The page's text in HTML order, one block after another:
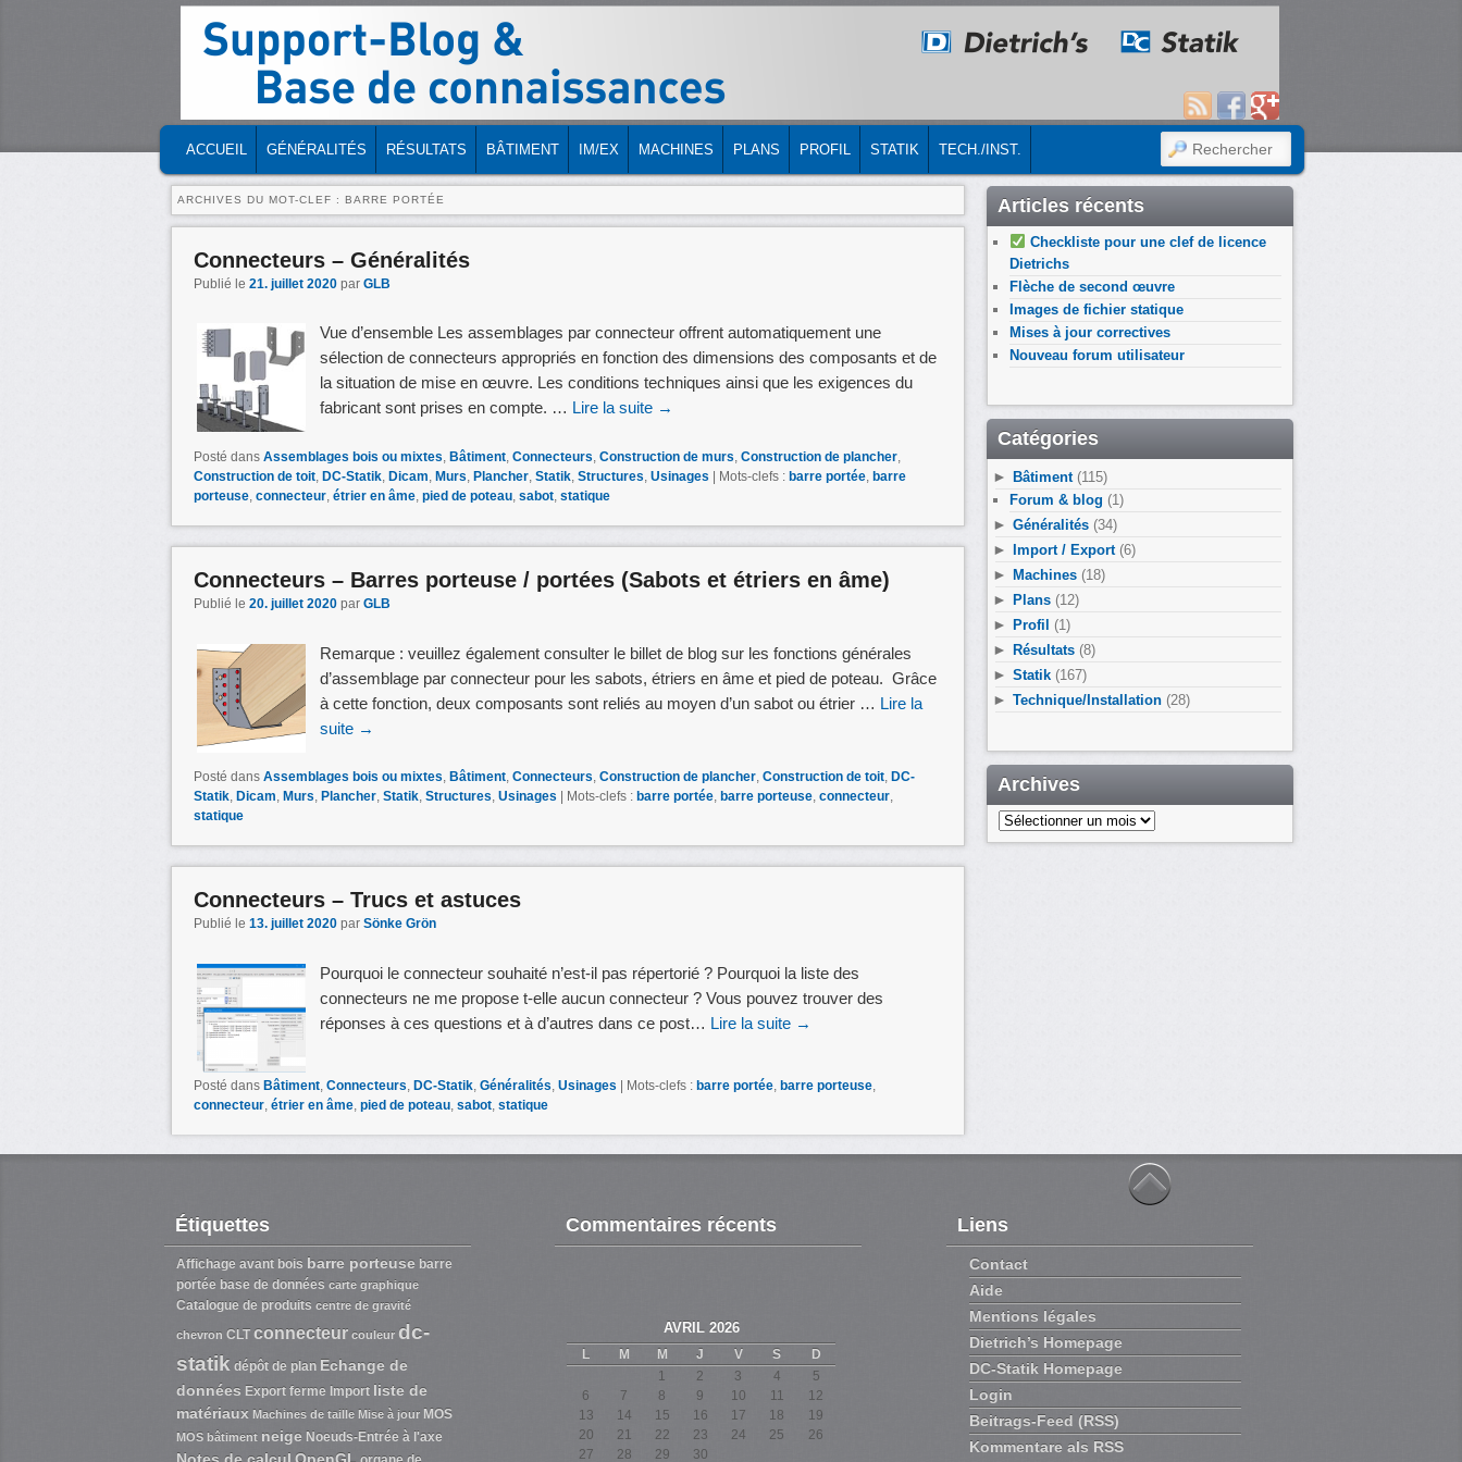
MENU PRINCIPAL
MASQUER LA NAVIGATION PRINCIPALE
MASQUER LA NAVIGATION SECONDAIRE
ACCUEIL GÉNÉRALITÉS RÉSULTATS BÂTIMENT IM/EX MACHINES PLANS PROFIL STATIK TECH./INST. RECHERCHER
ARCHIVES DU MOT-CLEF : BARRE PORTÉE
Connecteurs – Généralités
Publié le 21. juillet 2020 par GLB
Vue d’ensemble Les assemblages par connecteur offrent automatiquement une
sélection de connecteurs appropriés en fonction des dimensions des composants et de
la situation de mise en œuvre. Les conditions techniques ainsi que les exigences du
fabricant sont prises en compte. … Lire la suite →
Posté dans Assemblages bois ou mixtes Bâtiment Connecteurs Construction de murs Construction de plancher
Construction de toit DC-Statik Dicam Murs Plancher Statik Structures Usinages | Mots-clefs : barre portée barre
porteuse connecteur étrier en âme pied de poteau sabot statique
Connecteurs – Barres porteuse / portées (Sabots et étriers en âme)
Publié le 20. juillet 2020 par GLB
Remarque : veuillez également consulter le billet de blog sur les fonctions générales
d’assemblage par connecteur pour les sabots, étriers en âme et pied de poteau. Grâce
à cette fonction, deux composants sont reliés au moyen d’un sabot ou étrier … Lire la
suite →
Posté dans Assemblages bois ou mixtes, Bâtiment, Connecteurs, Construction de plancher, Construction de toit, DC-
Statik, Dicam, Murs, Plancher, Statik, Structures, Usinages | Mots-clefs : barre portée, barre porteuse, connecteur,
statique
Connecteurs – Trucs et astuces
Publié le 13. juillet 2020 par Sönke Grön
Pourquoi le connecteur souhaité n’est-il pas répertorié ? Pourquoi la liste des
connecteurs ne me propose t-elle aucun connecteur ? Vous pouvez trouver des
réponses à ces questions et à d’autres dans ce post… Lire la suite →
Posté dans Bâtiment Connecteurs DC-Statik Généralités Usinages | Mots-clefs : barre portée barre porteuse
connecteur étrier en âme pied de poteau sabot statique
Articles récents
Checkliste pour une clef de licence
Dietrichs
Flèche de second œuvre
Images de fichier statique
Mises à jour correctives
Nouveau forum utilisateur
Catégories
► Bâtiment(115)
Forum & blog (1)
► Généralités (34)
► Import / Export(6)
► Machines (18)
► Plans (12)
► Profil (1)
► Résultats (8)
► Statik (167)
► Technique/Installation (28)
Archives
Archives
Étiquettes
Affichage avant bois barre porteuse barre
portée base de données carte graphique
Catalogue de produits centre de gravité
chevron CLT connecteur couleur dc-
statik dépôt de plan Echange de
données Export ferme Import liste de
matériaux Machines de taille Mise à jour MOS
MOS bâtiment neige Noeuds-Entrée à l'axe
Commentaires récents
AVRIL 2026
L M M J V S
D
1
2 3 4
5
6
7 8 9 10 11
12
13
14 15 16 17 18
19
20
21 22 23 24 25
26
27
28 29 30
Liens
Contact
Aide
Mentions légales
Dietrich’s Homepage
DC-Statik Homepage
Login
Beitrags-Feed (RSS)
Kommentare als RSS